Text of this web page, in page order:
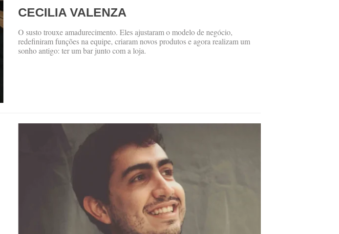
CECILIA VALENZA
O susto trouxe amadurecimento. Eles ajustaram o modelo de negócio,
redefiniram funções na equipe, criaram novos produtos e agora realizam um
sonho antigo: ter um bar junto com a loja.